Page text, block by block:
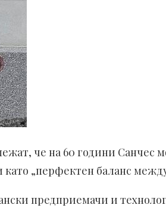
че на 60 години Санчес
„перфектен баланс
предприемачи и